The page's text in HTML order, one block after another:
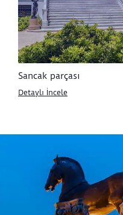
Sancak parçası
Detaylı İncele